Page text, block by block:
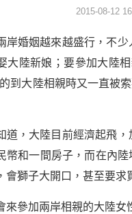
2015-08-12
岸婚姻越來越盛行，不
大陸新娘；要參加大陸
到大陸相親時又一直被
道，大陸目前經濟起飛
幣和一間房子，而在內
會獅子大開口，甚至要求
來參加兩岸相親的大陸